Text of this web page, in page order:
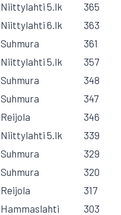
Niittylahti 5.lk
365
Niittylahti 6.lk
363
Suhmura
361
Niittylahti 5.lk
357
Suhmura
348
Suhmura
347
Reijola
346
Niittylahti 5.lk
339
Suhmura
329
Suhmura
320
Reijola
317
Hammaslahti 303